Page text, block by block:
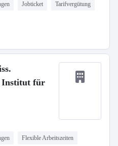
Jobticket Tarifvergütung
Institut für
Flexible Arbeitszeiten